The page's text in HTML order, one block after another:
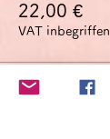
22,00 €
VAT inbegriffen